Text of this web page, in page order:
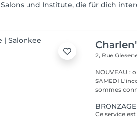
und Institute, die für dich
2, Rue
NOUVEAU :
SAMEDI L'incontournable institut de beauté à Luxembourg. Nous
sommes